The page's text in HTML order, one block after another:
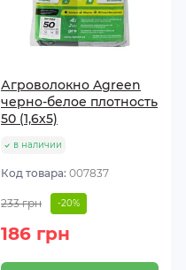
Агроволокно Agreen
черно-белое плотность
50 (1,6х5)
в наличии
Код товара: 007837
233 грн -20%
186 грн